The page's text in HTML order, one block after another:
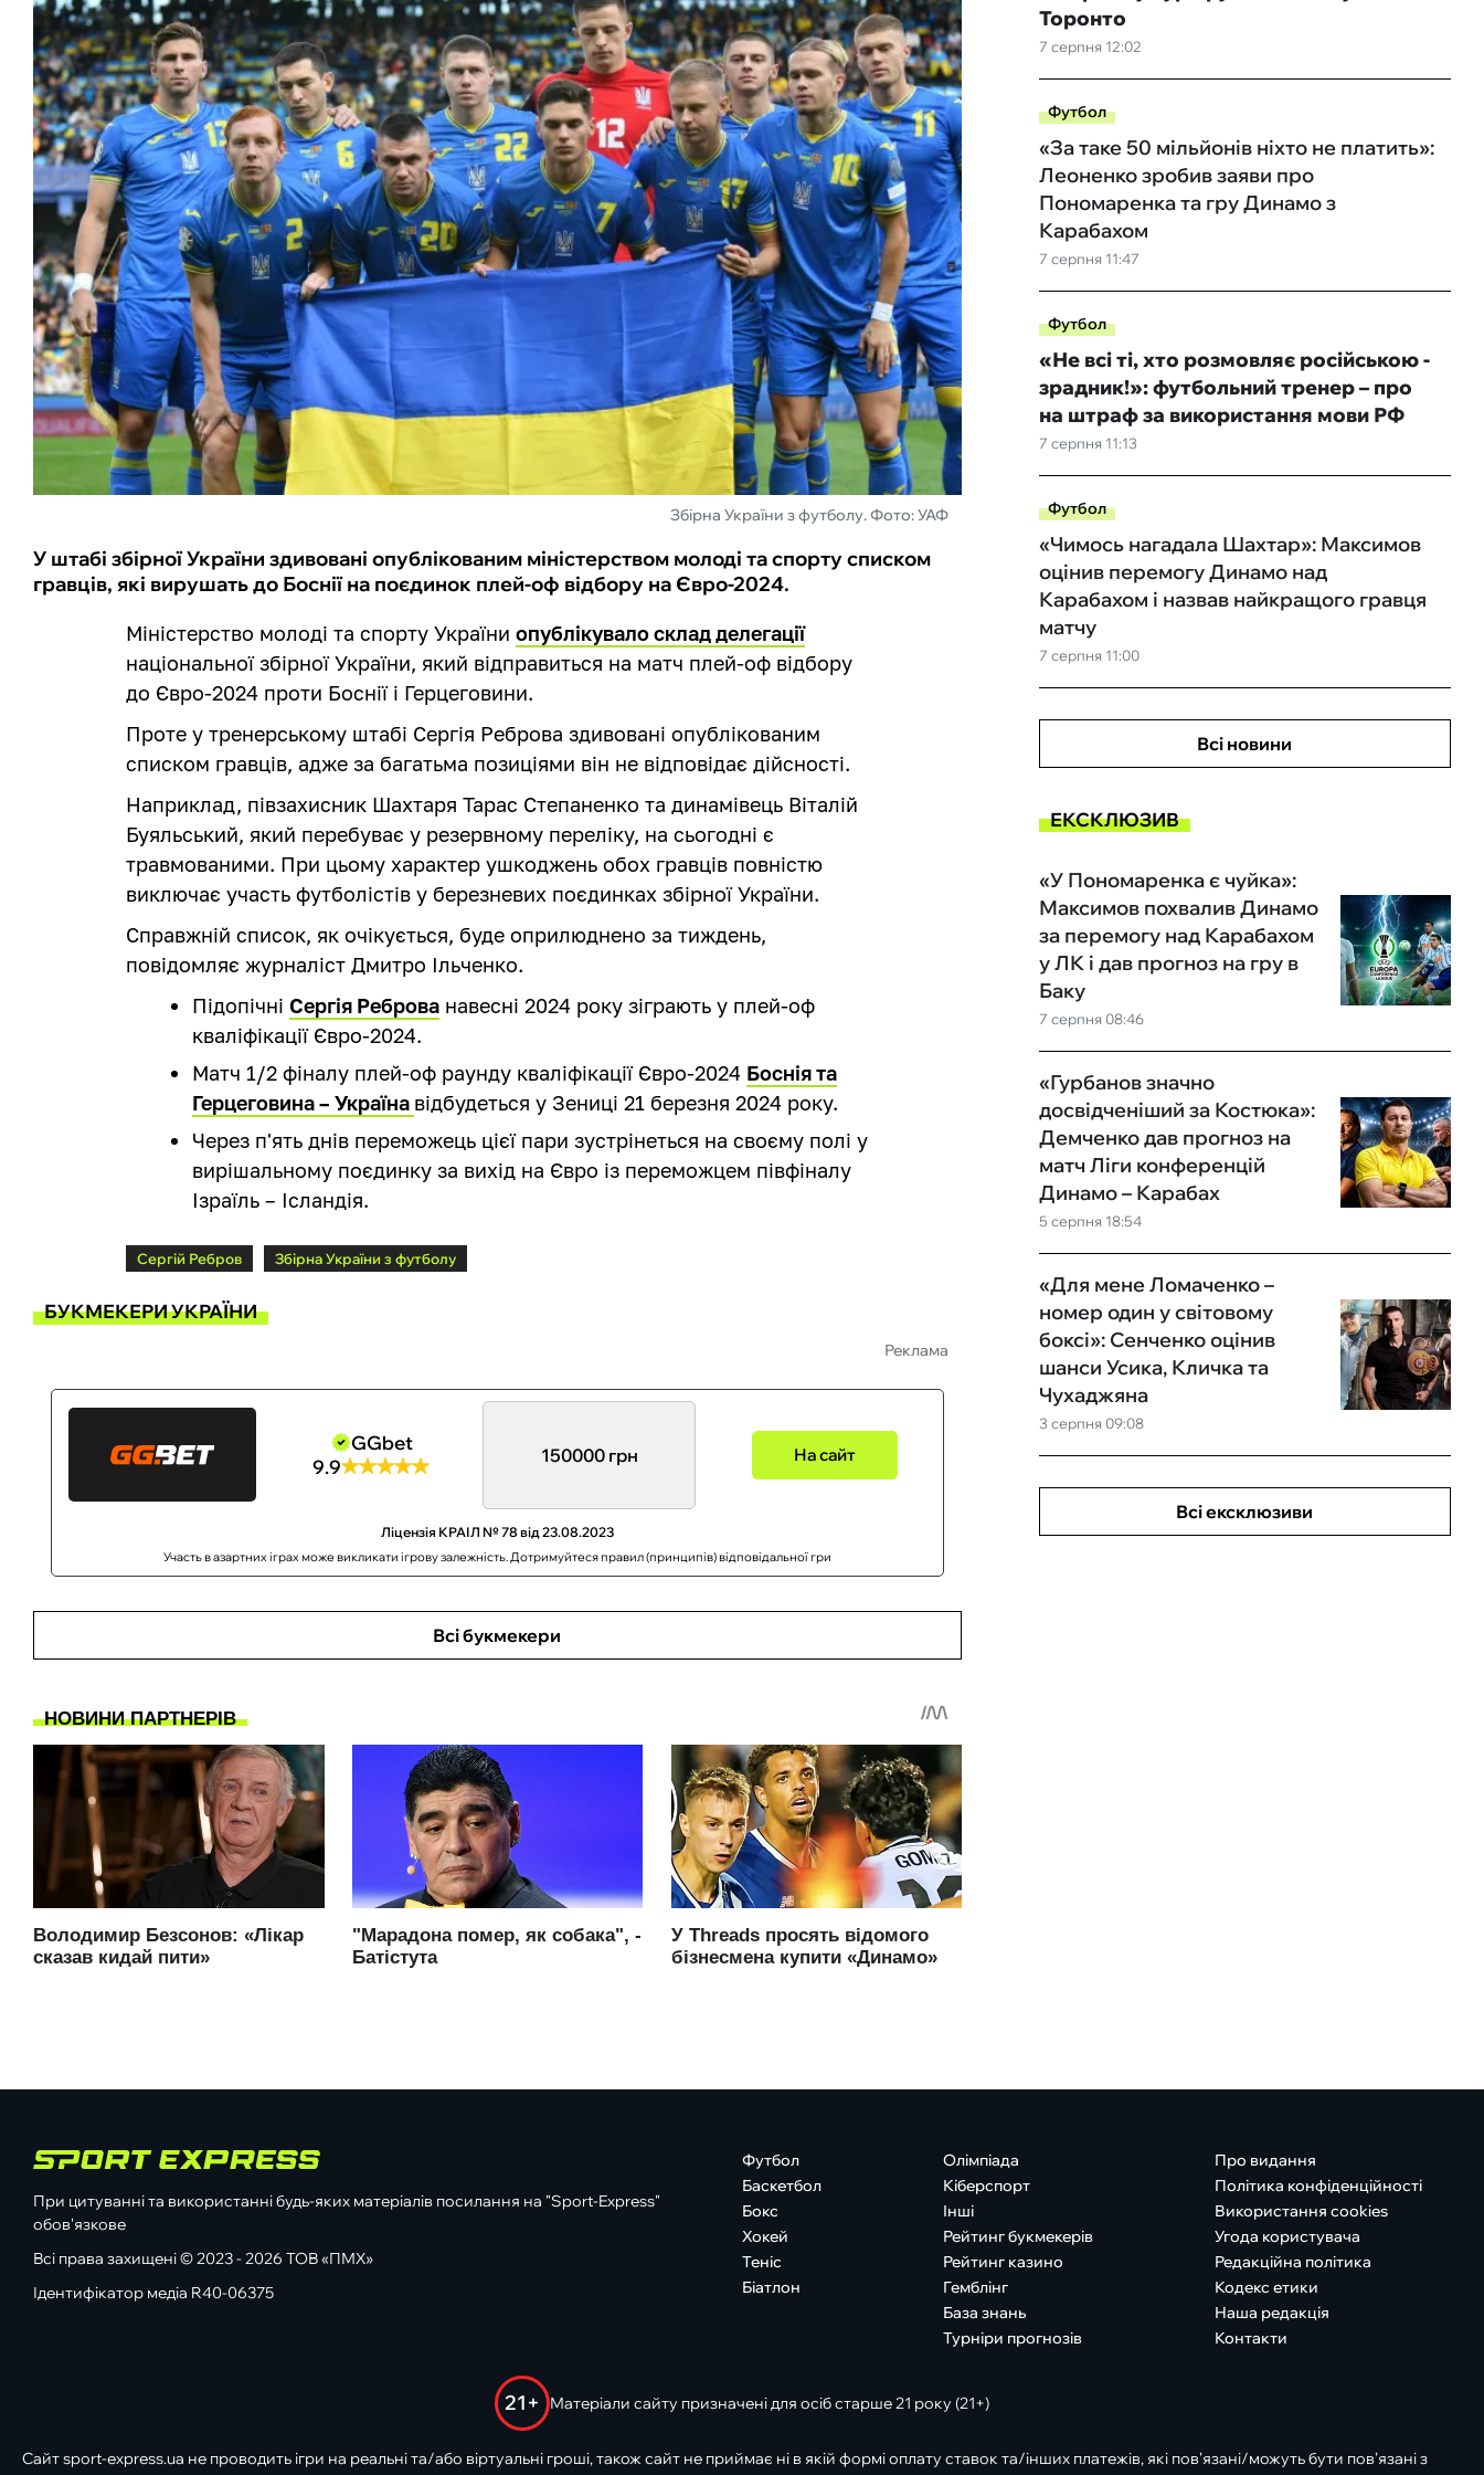
Збірна України з футболу. Фото: УАФ
У штабі збірної України здивовані опублікованим міністерством молоді та спорту списком
гравців, які вирушать до Боснії на поєдинок плей-оф відбору на Євро-2024.
Міністерство молоді та спорту Україниопублікувало склад делегації
національної збірної України, який відправиться на матч плей-оф відбору
до Євро-2024 проти Боснії і Герцеговини.
Проте у тренерському штабі Сергія Реброва здивовані опублікованим
списком гравців, адже за багатьма позиціями він не відповідає дійсності.
Наприклад, півзахисник Шахтаря Тарас Степаненко та динамівець Віталій
Буяльський, який перебуває у резервному переліку, на сьогодні є
травмованими. При цьому характер ушкоджень обох гравців повністю
виключає участь футболістів у березневих поєдинках збірної України.
Справжній список, як очікується, буде оприлюднено за тиждень,
повідомляє журналіст Дмитро Ільченко.
Підопічні Сергія Реброва навесні 2024 року зіграють у плей-оф
кваліфікації Євро-2024.
Матч 1/2 фіналу плей-оф раунду кваліфікації Євро-2024 Боснія та
Герцеговина – Україна відбудеться у Зениці 21 березня 2024 року.
Через п'ять днів переможець цієї пари зустрінеться на своєму полі у
вирішальному поєдинку за вихід на Євро із переможцем півфіналу
Ізраїль – Ісландія.
Сергій Ребров Збірна України з футболу
БУКМЕКЕРИ УКРАЇНИ
Реклама
GGbet
9.9
150000 грн На сайт
Ліцензія КРАІЛ № 78 від 23.08.2023
Участь в азартних іграх може викликати ігрову залежність. Дотримуйтеся правил (принципів) відповідальної гри
Всі букмекери
7 серпня 12:02
Торонто
Футбол
7 серпня 11:47
«За таке 50 мільйонів ніхто не платить»:
Леоненко зробив заяви про
Пономаренка та гру Динамо з
Карабахом
Футбол
7 серпня 11:13
«Не всі ті, хто розмовляє російською -
зрадник!»: футбольний тренер – про
на штраф за використання мови РФ
Футбол
7 серпня 11:00
«Чимось нагадала Шахтар»: Максимов
оцінив перемогу Динамо над
Карабахом і назвав найкращого гравця
матчу
Всі новини
ЕКСКЛЮЗИВ
7 серпня 08:46
«У Пономаренка є чуйка»:
Максимов похвалив Динамо
за перемогу над Карабахом
у ЛК і дав прогноз на гру в
Баку
5 серпня 18:54
«Гурбанов значно
досвідченіший за Костюка»:
Демченко дав прогноз на
матч Ліги конференцій
Динамо – Карабах
3 серпня 09:08
«Для мене Ломаченко –
номер один у світовому
боксі»: Сенченко оцінив
шанси Усика, Кличка та
Чухаджяна
Всі ексклюзиви
При цитуванні та використанні будь-яких матеріалів посилання на "Sport-Express"
обов'язкове
Всі права захищені © 2023 - 2026 ТОВ «ПМХ»
Ідентифікатор медіа R40-06375
Футбол
Баскетбол
Бокс
Хокей
Теніс
Біатлон
Олімпіада
Кіберспорт
Інші
Рейтинг букмекерів
Рейтинг казино
Гемблінг
База знань
Турніри прогнозів
Про видання
Політика конфіденційності
Використання cookies
Угода користувача
Редакційна політика
Кодекс етики
Наша редакція
Контакти
21+ Матеріали сайту призначені для осіб старше 21 року (21+)
Сайт sport-express.ua не проводить ігри на реальні та/або віртуальні гроші, також сайт не приймає ні в якій формі оплату ставок та/інших платежів, які пов’язані/можуть бути пов’язані з